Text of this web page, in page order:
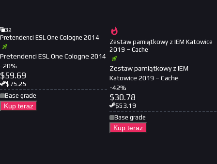
32
Pretendenci ESL One Cologne 2014
Pretendenci ESL One Cologne 2014
-20%
$59.69
$75.25
Base grade
Kup teraz
Zestaw pamiątkowy z IEM Katowice
2019 – Cache
Zestaw pamiątkowy z IEM
Katowice 2019 – Cache
-42%
$30.78
$53.19
Base grade
Kup teraz